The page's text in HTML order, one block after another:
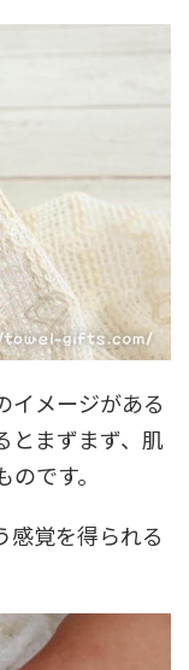
イメージがある
とまずまず、肌
です。
感覚を得られる